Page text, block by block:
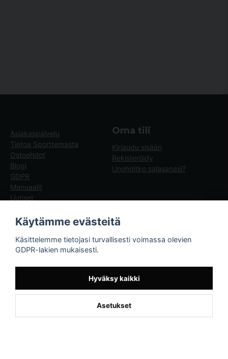
Asiakaspalvelu
Tietoa Sporttemasta
Ostoehdot
Blogi
GDPR
Manuaalit
Uutiset
Oma tili
Kirjaudu sisään
Rekisteröidy
Unohditko salasanasi?
Sporttema
Drottninggatan 47
Käytämme evästeitä
Käsittelemme tietojasi turvallisesti voimassa olevien
GDPR-lakien mukaisesti.
Hyväksy kaikki
Asetukset